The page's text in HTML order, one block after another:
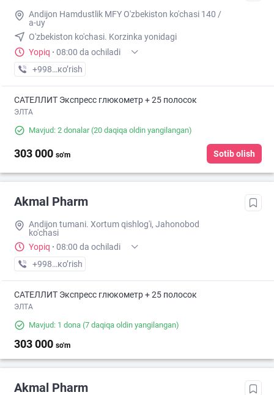
Andijon Hamdustlik MFY O'zbekiston ko'chasi 140 /
a-uy
O'zbekiston ko'chasi. Korzinka yonidagi
Yopiq · 08:00 da ochiladi
+998 (90) XXX-XX-XX
кo’rish
САТЕЛЛИТ Экспресс глюкометр + 25 полосок
ЭЛТА
Mavjud: 2 donalar(20 daqiqa oldin yangilangan)
303 000 so'm Sotib olish
Akmal Pharm
Andijon tumani. Xortum qishlog'i, Jahonobod
ko'chasi
Yopiq · 08:00 da ochiladi
+998 (91) XXX-XX-XX
кo’rish
САТЕЛЛИТ Экспресс глюкометр + 25 полосок
ЭЛТА
Mavjud: 1 dona (7 daqiqa oldin yangilangan)
303 000 so'm
Akmal Pharm